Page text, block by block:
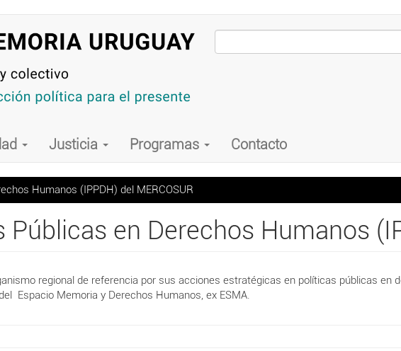
Justicia Programas Contacto
Humanos (IPPDH) del MERCOSUR
en Derechos Humanos
regional de referencia por sus acciones estratégicas en políticas públicas en
Espacio Memoria y Derechos Humanos, ex ESMA.